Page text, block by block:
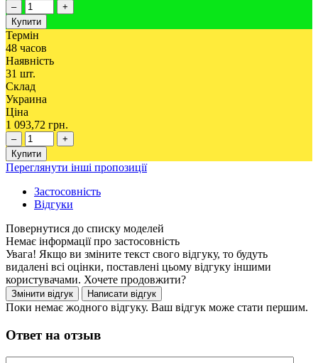
–
+
Купити
Термін
48 часов
Наявність
31 шт.
Склад
Украина
Ціна
1 093,72 грн.
–
+
Купити
Переглянути інші пропозиції
Застосовність
Відгуки
Немає інформації про застосовність
Увага! Якщо ви зміните текст свого відгуку, то будуть
видалені всі оцінки, поставлені цьому відгуку іншими
користувачами. Хочете продовжити?
Поки немає жодного відгуку. Ваш відгук може стати першим.
Ответ на отзыв